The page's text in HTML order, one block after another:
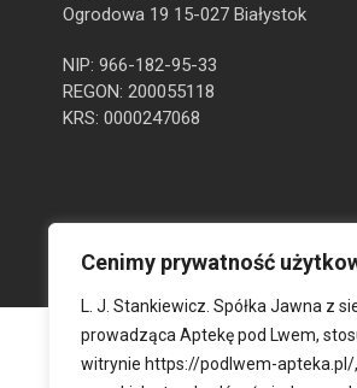
Cenimy prywatność
L. J. Stankiewicz. Spółka Jawna z
prowadząca Aptekę pod Lwem,
witrynie https://podlwem-apteka.pl/
Ogrodowa 19 15-027 Białystok
NIP: 966-182-95-33
REGON: 200055118
KRS: 0000247068